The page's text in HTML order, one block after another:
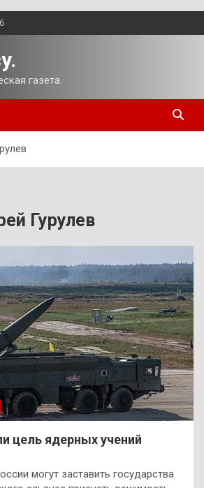
газета.
Гурулев
цель ядерных учений
могут заставить государства